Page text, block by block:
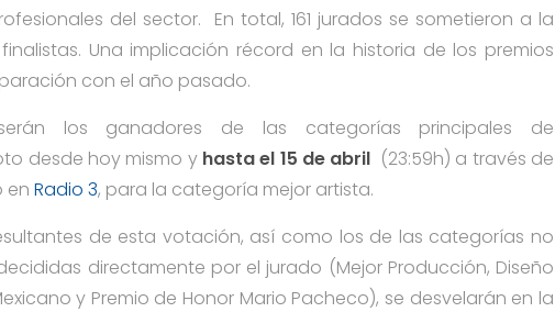
del sector. En total, 161 jurados se sometieron a la
Una implicación récord en la historia de los premios
con el año pasado.
los ganadores de las categorías principales de
desde hoy mismo y hasta el 15 de abril (23:59h) a través de
en Radio 3, para la categoría mejor artista.
de esta votación, así como los de las categorías no
directamente por el jurado (Mejor Producción, Diseño
y Premio de Honor Mario Pacheco), se desvelarán en la